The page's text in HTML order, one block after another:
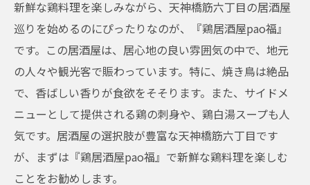
地域に根ざした居酒屋の魅力
観光スポットとしての居酒屋体験
予約必須の理由！『鶏居酒屋pao福』の絶品メ
ニュー
予約が必要な理由とは
絶品メニューのラインナップ
予約必須の人気料理を紹介
新鮮な鶏料理を楽しみながら、天神橋筋六丁目の居酒屋
巡りを始めるのにぴったりなのが、『鶏居酒屋pao福』
です。この居酒屋は、居心地の良い雰囲気の中で、地元
の人々や観光客で賑わっています。特に、焼き鳥は絶品
で、香ばしい香りが食欲をそそります。また、サイドメ
ニューとして提供される鶏の刺身や、鶏白湯スープも人
気です。居酒屋の選択肢が豊富な天神橋筋六丁目です
が、まずは『鶏居酒屋pao福』で新鮮な鶏料理を楽しむ
ことをお勧めします。